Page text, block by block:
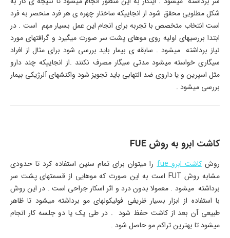
شکل مطلوبی محقق شود از انجاییکه ساختار چهره ی هر فرد منحصر به فرد
است انتخاب متخصص با تجربه برای انجام این عمل بسیار مهم است . در
ابتدا بررسیهای اولیه روی موهای پشت سر صورت میگیرد و گرافتهای مورد
نیاز برداشته میشود . سابقه ی بیمار باید بررسی شود برای مثال از افراد
سیگاری خواسته میشود مدتی سیگار مصرف نکنند .از انجاییکه چند دارو
مثل اسپرین و یا داروی ضد التهابی باید تجویز شود واکنشهای آلرژیکی بیمار
بررسی میشود .
کاشت ابرو به روش FUE
روشکاشت ابرو fue
را میتوان برای تمام سنین استفاده کرد تا حدودی
مشابه روش FUT است به این صورت که موهایی از قسمتهای پشت سر
برداشته میشود . معمولا بدون درد و اثر اسکار جراحی است . در این روش
با استفاده از ابزار بسیار ظریفی فولیکولهای مو برداشته میشود تا ظاهر
طبیعی آن بعد از کاشت حفظ شود . در طی یک یا دو جلسه کار انجام
میشود تا بهترین تراکم مو حاصل شود .